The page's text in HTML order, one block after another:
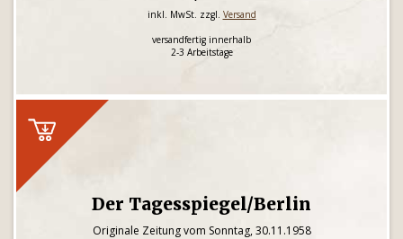
inkl. MwSt. zzgl. Versand
versandfertig innerhalb
2-3 Arbeitstage
Der Tagesspiegel/Berlin
Originale Zeitung vom Sonntag, 30.11.1958